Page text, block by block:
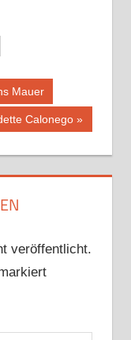
Mauer
Calonego
veröffentlicht.